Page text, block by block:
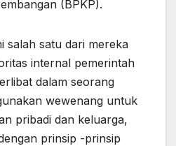
(BPKP).
salah satu dari mereka
internal pemerintah
dalam seorang
wewenang untuk
pribadi dan keluarga,
prinsip -prinsip